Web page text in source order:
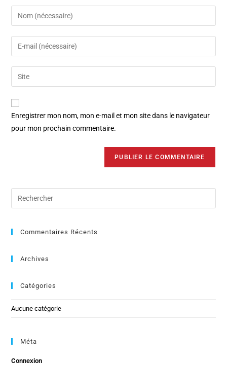
Enregistrer mon nom, mon e-mail et mon site dans le navigateur
pour mon prochain commentaire.
Commentaires Récents
Archives
Catégories
Aucune catégorie
Méta
Connexion